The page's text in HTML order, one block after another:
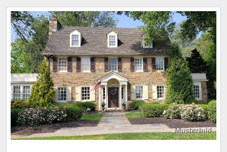
Musterbild